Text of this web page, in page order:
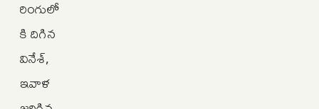
రింగులో
కి దిగిన
వినేశ్,
ఇవాళ